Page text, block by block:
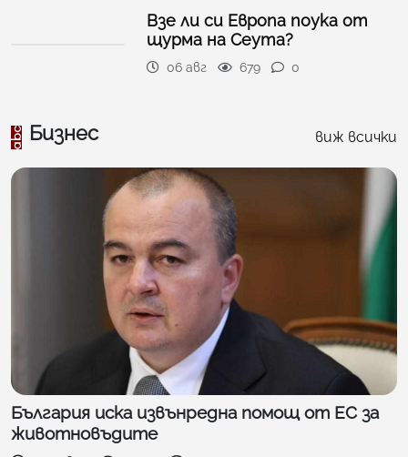
Взе ли си Европа поука от
щурма на Сеута?
06 авг 679 0
Бизнес виж всички
България иска извънредна помощ от ЕС за
животновъдите